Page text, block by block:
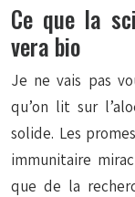
Ce que la
vera bio
Je ne vais pas
qu’on lit sur
solide. Les
immunitaire
que de la